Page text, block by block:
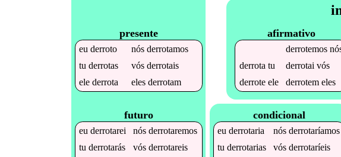
presente
euderroto nósderrotamos
tuderrotas vósderrotais
elederrota elesderrotam
futuro
euderrotarei nósderrotaremos
tuderrotarás vósderrotareis
afirmativo
derrotemos
derrota tu derrotai vós
derroteele derrotemeles
condicional
euderrotaria nósderrotaríamos
tuderrotarias vósderrotaríeis